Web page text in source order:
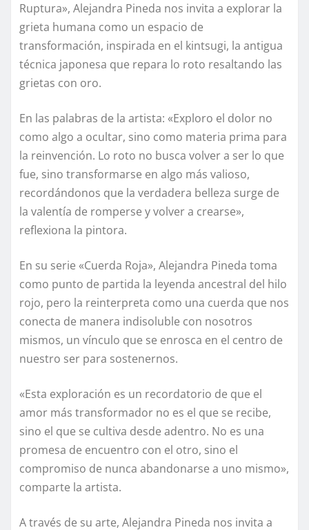
Ruptura», Alejandra Pineda nos invita a explorar la
grieta humana como un espacio de
transformación, inspirada en el kintsugi, la antigua
técnica japonesa que repara lo roto resaltando las
grietas con oro.
En las palabras de la artista: «Exploro el dolor no
como algo a ocultar, sino como materia prima para
la reinvención. Lo roto no busca volver a ser lo que
fue, sino transformarse en algo más valioso,
recordándonos que la verdadera belleza surge de
la valentía de romperse y volver a crearse»,
reflexiona la pintora.
En su serie «Cuerda Roja», Alejandra Pineda toma
como punto de partida la leyenda ancestral del hilo
rojo, pero la reinterpreta como una cuerda que nos
conecta de manera indisoluble con nosotros
mismos, un vínculo que se enrosca en el centro de
nuestro ser para sostenernos.
«Esta exploración es un recordatorio de que el
amor más transformador no es el que se recibe,
sino el que se cultiva desde adentro. No es una
promesa de encuentro con el otro, sino el
compromiso de nunca abandonarse a uno mismo»,
comparte la artista.
A través de su arte, Alejandra Pineda nos invita a